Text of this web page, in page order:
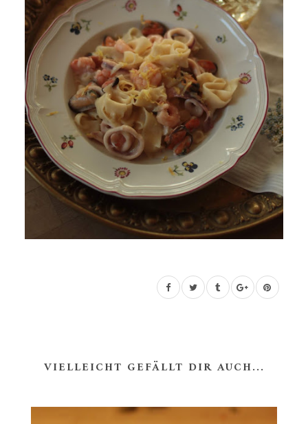
VIELLEICHT GEFÄLLT DIR AUCH...